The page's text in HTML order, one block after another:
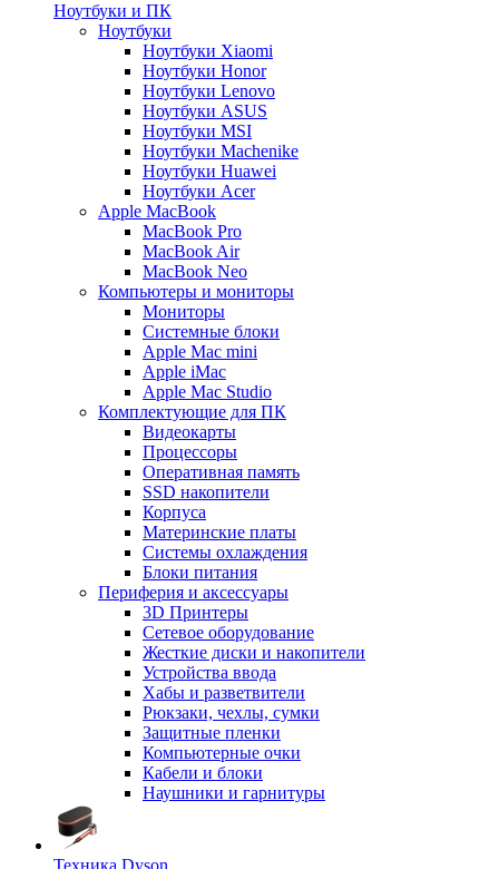
Ноутбуки и ПК
Ноутбуки
Ноутбуки Xiaomi
Ноутбуки Honor
Ноутбуки Lenovo
Ноутбуки ASUS
Ноутбуки MSI
Ноутбуки Machenike
Ноутбуки Huawei
Ноутбуки Acer
Apple MacBook
MacBook Pro
MacBook Air
MacBook Neo
Компьютеры и мониторы
Мониторы
Системные блоки
Apple Mac mini
Apple iMac
Apple Mac Studio
Комплектующие для ПК
Видеокарты
Процессоры
Оперативная память
SSD накопители
Корпуса
Материнские платы
Системы охлаждения
Блоки питания
Периферия и аксессуары
3D Принтеры
Сетевое оборудование
Жесткие диски и накопители
Устройства ввода
Хабы и разветвители
Рюкзаки, чехлы, сумки
Защитные пленки
Компьютерные очки
Кабели и блоки
Наушники и гарнитуры
Техника Dyson